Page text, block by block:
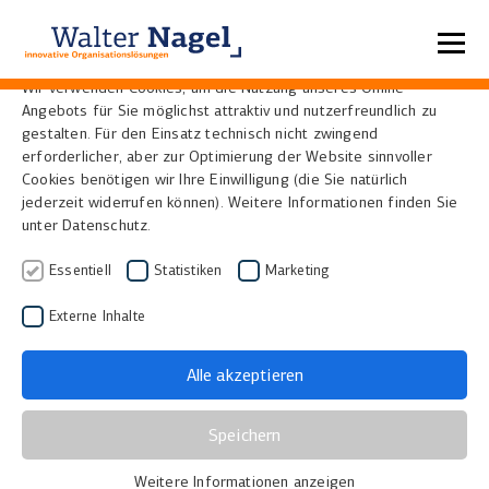
Home Glossar Inkunabeln
Inkunabeln
Definition
Inkunabeln (lat. incunabula, „Windeln“ oder „Wiege“) sind
Jahr 1501. Sie markieren die Anfänge des Buchdrucks
mit beweglichen Lettern, der durch Johannes Gutenberg
Mitte des 15. Jahrhunderts revolutioniert wurde.
Merkmale von Inkunabeln
Drucktechnik: Meist im Hochdruckverfahren mit
Datenschutzeinstellungen
Wir verwenden Cookies, um die Nutzung unseres Online-
Angebots für Sie möglichst attraktiv und nutzerfreundlich zu
gestalten. Für den Einsatz technisch nicht zwingend
erforderlicher, aber zur Optimierung der Website sinnvoller
Cookies benötigen wir Ihre Einwilligung (die Sie natürlich
jederzeit widerrufen können). Weitere Informationen finden Sie
unter Datenschutz.
Essentiell Statistiken Marketing
Externe Inhalte
Alle akzeptieren
Speichern
Weitere Informationen anzeigen